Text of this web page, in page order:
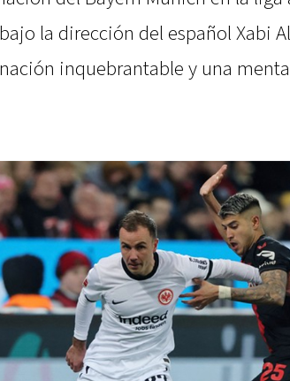
la dirección del español Xabi
inquebrantable y una